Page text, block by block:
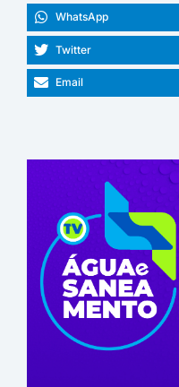
WhatsApp
Twitter
Email